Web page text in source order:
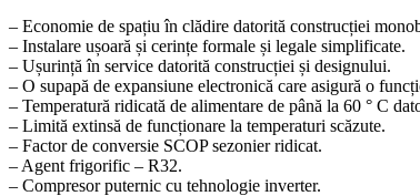
– Economie de spațiu în clădire datorită construcției
– Instalare ușoară și cerințe formale și legale simplificate.
– Ușurință în service datorită construcției și designului.
– O supapă de expansiune electronică care asigură o
– Temperatură ridicată de alimentare de până la 60 ° C
– Limită extinsă de funcționare la temperaturi scăzute.
– Factor de conversie SCOP sezonier ridicat.
– Agent frigorific – R32.
– Compresor puternic cu tehnologie inverter.